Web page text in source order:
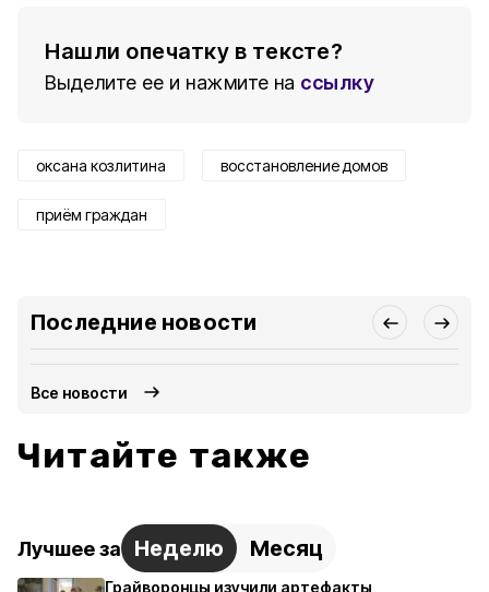
Нашли опечатку в тексте?
Выделите ее и нажмите на ссылку
оксана козлитина восстановление домов
приём граждан
Последние новости
Все новости
Читайте также
Лучшее за Неделю Месяц
Грайворонцы изучили артефакты